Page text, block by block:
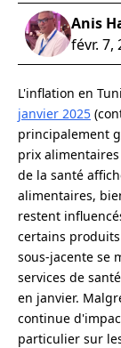
Anis
févr. 7,
L'inflation en
janvier 2025
principalement
prix
de la santé
alimentaires,
restent
certains
sous-jacente se
services de
en janvier.
continue
particulier sur